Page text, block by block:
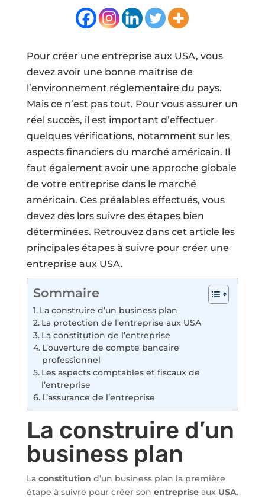
Pour créer une entreprise aux USA, vous
devez avoir une bonne maitrise de
l’environnement réglementaire du pays.
Mais ce n’est pas tout. Pour vous assurer un
réel succès, il est important d’effectuer
quelques vérifications, notamment sur les
aspects financiers du marché américain. Il
faut également avoir une approche globale
de votre entreprise dans le marché
américain. Ces préalables effectués, vous
devez dès lors suivre des étapes bien
déterminées. Retrouvez dans cet article les
principales étapes à suivre pour créer une
entreprise aux USA.
Sommaire
La construire d’un business plan
La protection de l’entreprise aux USA
La constitution de l’entreprise
L’ouverture de compte bancaire
professionnel
Les aspects comptables et fiscaux de
l’entreprise
L’assurance de l’entreprise
La construire d’un
business plan
La constitution d’un business plan la première
étape à suivre pour créer son entreprise aux USA.